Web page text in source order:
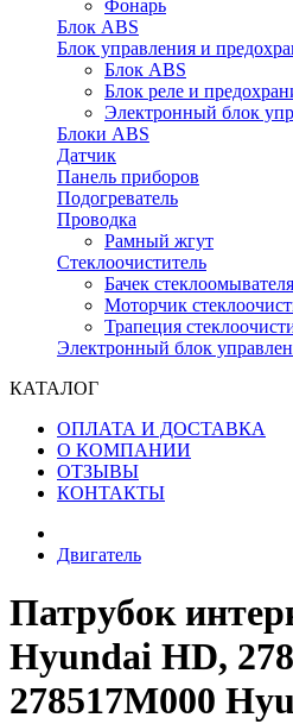
Фонарь
Блок ABS
Блок управления и
Блок ABS
Блок реле и
Электронный блок
Блоки ABS
Датчик
Панель приборов
Подогреватель
Проводка
Рамный жгут
Стеклоочиститель
Бачек стеклоомывателя
Моторчик
Трапеция
Электронный блок
КАТАЛОГ
ОПЛАТА И ДОСТАВКА
О КОМПАНИИ
ОТЗЫВЫ
КОНТАКТЫ
Двигатель
Патрубок
Hyundai HD,
278517M000